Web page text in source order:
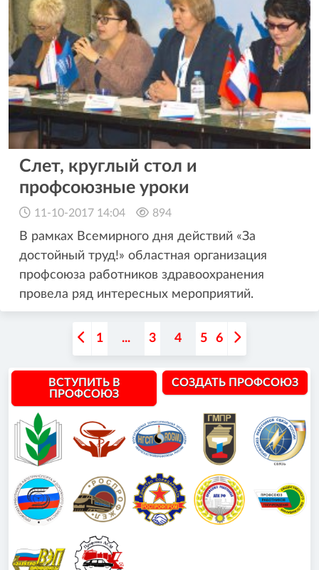
Слет, круглый стол и
профсоюзные уроки
11-10-2017 14:04 894
В рамках Всемирного дня действий «За
достойный труд!» областная организация
профсоюза работников здравоохранения
провела ряд интересных мероприятий.
1 ... 3 4 5 6
ВСТУПИТЬ В
ПРОФСОЮЗ
СОЗДАТЬ ПРОФСОЮЗ